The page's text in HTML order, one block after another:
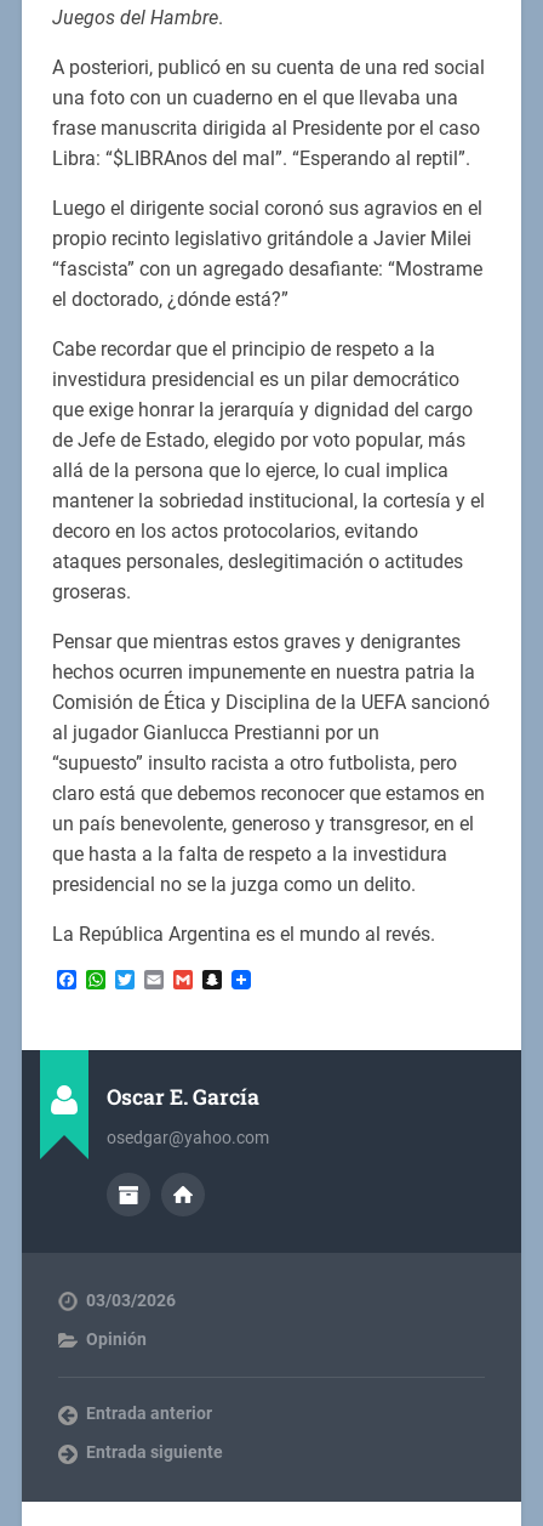
Juegos del Hambre.
A posteriori, publicó en su cuenta de una red social
una foto con un cuaderno en el que llevaba una
frase manuscrita dirigida al Presidente por el caso
Libra: “$LIBRAnos del mal”. “Esperando al reptil”.
Luego el dirigente social coronó sus agravios en el
propio recinto legislativo gritándole a Javier Milei
“fascista” con un agregado desafiante: “Mostrame
el doctorado, ¿dónde está?”
Cabe recordar que el principio de respeto a la
investidura presidencial es un pilar democrático
que exige honrar la jerarquía y dignidad del cargo
de Jefe de Estado, elegido por voto popular, más
allá de la persona que lo ejerce, lo cual implica
mantener la sobriedad institucional, la cortesía y el
decoro en los actos protocolarios, evitando
ataques personales, deslegitimación o actitudes
groseras.
Pensar que mientras estos graves y denigrantes
hechos ocurren impunemente en nuestra patria la
Comisión de Ética y Disciplina de la UEFA sancionó
al jugador Gianlucca Prestianni por un
“supuesto” insulto racista a otro futbolista, pero
claro está que debemos reconocer que estamos en
un país benevolente, generoso y transgresor, en el
que hasta a la falta de respeto a la investidura
presidencial no se la juzga como un delito.
La República Argentina es el mundo al revés.
Facebook
WhatsApp
TwitterEmailGmailSnapchat
Oscar E. García
osedgar@yahoo.com
03/03/2026
Opinión
Entrada anterior
Entrada siguiente